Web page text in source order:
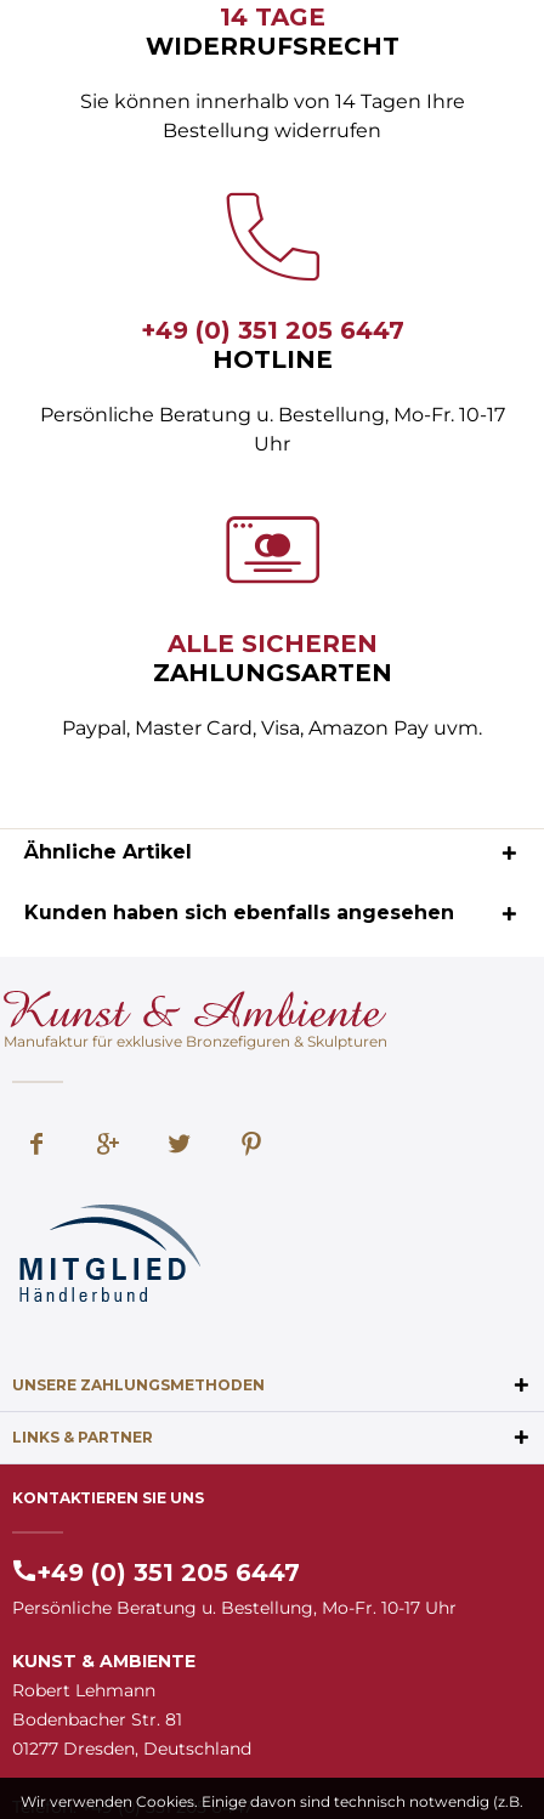
14 TAGE
WIDERRUFSRECHT
Sie können innerhalb von 14 Tagen Ihre
Bestellung widerrufen
+49 (0) 351 205 6447
HOTLINE
Persönliche Beratung u. Bestellung, Mo-Fr. 10-17
Uhr
ALLE SICHEREN
ZAHLUNGSARTEN
Paypal, Master Card, Visa, Amazon Pay uvm.
Ähnliche Artikel
Kunden haben sich ebenfalls angesehen
Manufaktur für exklusive Bronzefiguren & Skulpturen
UNSERE ZAHLUNGSMETHODEN
LINKS & PARTNER
KONTAKTIEREN SIE UNS
+49 (0) 351 205 6447
Persönliche Beratung u. Bestellung, Mo-Fr. 10-17 Uhr
KUNST & AMBIENTE
Robert Lehmann
Bodenbacher Str. 81
01277 Dresden, Deutschland
Telefon: +49 (0) 351 205 6447
Wir verwenden Cookies. Einige davon sind technisch notwendig (z.B.